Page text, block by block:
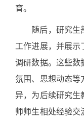
育。
随后，研究生部
工作进展，并展示
调研数据。这些数
氛围、思想动态等
异，为后续研究生
师师生相处经验交